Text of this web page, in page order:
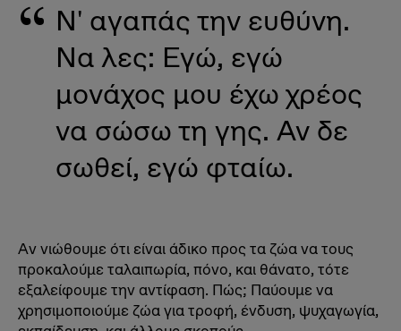
Ν' αγαπάς την ευθύνη.
Να λες: Εγώ, εγώ
μονάχος μου έχω χρέος
να σώσω τη γης. Αν δε
σωθεί, εγώ φταίω.
Αν νιώθουμε ότι είναι άδικο προς τα ζώα να τους
προκαλούμε ταλαιπωρία, πόνο, και θάνατο, τότε
εξαλείφουμε την αντίφαση. Πώς; Παύουμε να
χρησιμοποιούμε ζώα για τροφή, ένδυση, ψυχαγωγία,